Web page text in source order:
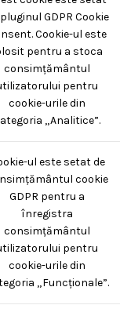
GDPR Cookie
Cookie-ul este
pentru a stoca
consimțământul
pentru
cookie-urile din
„Analitice”.
ul este setat de
cookie
GDPR pentru a
înregistra
consimțământul
pentru
cookie-urile din
„Funcționale”.